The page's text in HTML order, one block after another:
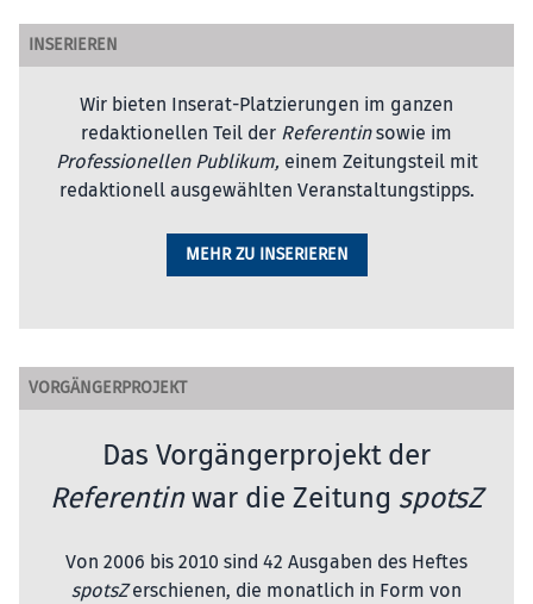
INSERIEREN
Wir bieten Inserat-Platzierungen im ganzen
redaktionellen Teil der Referentinsowie im
Professionellen Publikum, einem Zeitungsteil mit
redaktionell ausgewählten Veranstaltungstipps.
MEHR ZU INSERIEREN
VORGÄNGERPROJEKT
Das Vorgängerprojekt der
Referentinwar die Zeitung spotsZ
Von 2006 bis 2010 sind 42 Ausgaben des Heftes
spotsZerschienen, die monatlich in Form von